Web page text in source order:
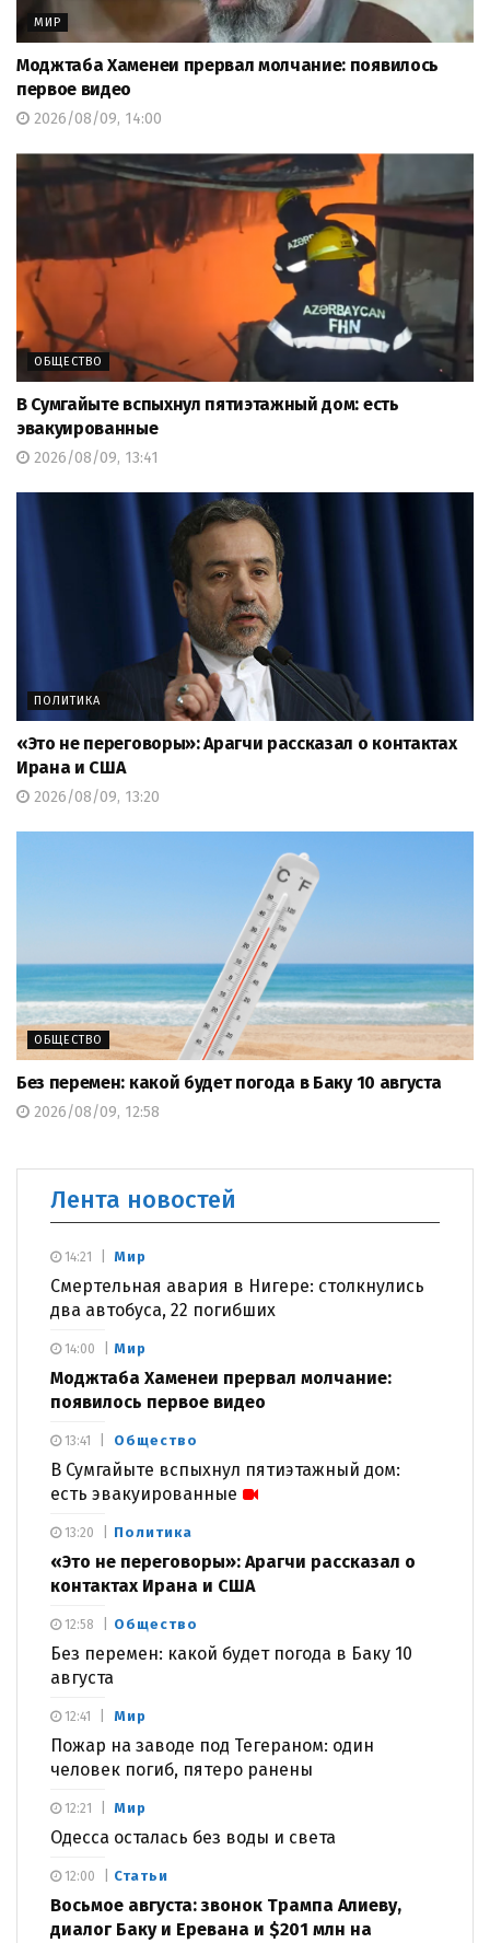
МИР
Моджтаба Хаменеи прервал молчание: появилось
первое видео
2026/08/09, 14:00
ОБЩЕСТВО
В Сумгайыте вспыхнул пятиэтажный дом: есть
эвакуированные
2026/08/09, 13:41
ПОЛИТИКА
«Это не переговоры»: Арагчи рассказал о контактах
Ирана и США
2026/08/09, 13:20
ОБЩЕСТВО
Без перемен: какой будет погода в Баку 10 августа
2026/08/09, 12:58
Лента новостей
Мир
Смертельная авария в Нигере: столкнулись
два автобуса, 22 погибших
14:21
Мир
Моджтаба Хаменеи прервал молчание:
появилось первое видео
14:00
Общество
В Сумгайыте вспыхнул пятиэтажный дом:
есть эвакуированные
13:41
Политика
«Это не переговоры»: Арагчи рассказал о
контактах Ирана и США
13:20
Общество
Без перемен: какой будет погода в Баку 10
августа
12:58
Мир
Пожар на заводе под Тегераном: один
человек погиб, пятеро ранены
12:41
Мир
Одесса осталась без воды и света
12:21
Статьи
Восьмое августа: звонок Трампа Алиеву,
диалог Баку и Еревана и $201 млн на
12:00